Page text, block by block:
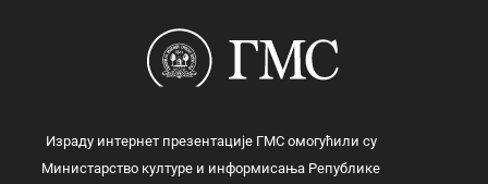
Израду интернет презентације ГМС омогућили су
Министарство културе и информисања Републике